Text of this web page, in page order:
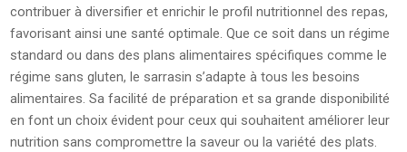
contribuer à diversifier et enrichir le profil nutritionnel des repas,
favorisant ainsi une santé optimale. Que ce soit dans un régime
standard ou dans des plans alimentaires spécifiques comme le
régime sans gluten, le sarrasin s’adapte à tous les besoins
alimentaires. Sa facilité de préparation et sa grande disponibilité
en font un choix évident pour ceux qui souhaitent améliorer leur
nutrition sans compromettre la saveur ou la variété des plats.